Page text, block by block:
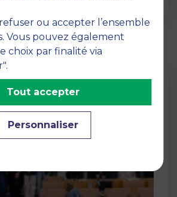
ou accepter l’ensemble
Vous pouvez également
choix par finalité via
Personnaliser
Tout accepter